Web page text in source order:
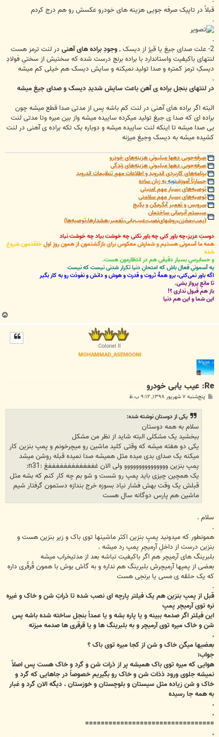
قبلاً در تاپیک صرفه جویی هزینه های خودرو عکسش رو هم درج کردم
2- علت صدای جیغ یا قیژ از دیسک ,
وجودِ براده های آهنی در لنت ترمز هست
لنتهای باکیفیت واستاندارد با براده برنج درست شده که سختیش از سختیِ فولادِ
دیسکِ ترمز کمتره و صدا تولید نمیکنه و سایش دیسک هم خیلی کم میشه
در لنتهای بنجل براده ی آهن باعث سایش شدیدِ دیسک و صدای جیغ میشه
البته اگر براده های آهنی در لنت کم باشه پس از مدتی صدا قطع میشه چون
براده ای که صدا ی جیغ تولید میکرده ساییده میشه واز بین میره وتا مدتی لنت
بی صدا میشه تا اینکه لنت ساییده میشه و دوباره یک تکه براده ی آهنی در لنت
کشیده میشه به دیسک وجیغ میزنه
صرفه‌جویی دهها میلیونیِ هزینه‌های خودرو
صرفه‌جویی دهها میلیونیِ هزینه‌های زندگی
برنامه‌های کاربردی اندروید و اطلاعات مهمِ تنظیمات اندروید
جسارتاً آموزشتوبهبه زبان ساده
توصیه‌های بسیار مهم امنیتی
توصیه‌های بسیار مهم سلامتی
سرویس و تعمیر آبگرمکن و پکیج
سیستم آبرسانی ساختمان
(پمپ،مخزن،روشهای‌نصب،عیب‌یابی،تعمیر،هشدارها،توصیه‌ها)
دوستِ عزیز،چه باور کنی چه باور نکنی چه خوشت بیاد چه خوشت نیاد
همه ما آسمونی هستیم و شمارش معکوس برای بازگشتمون از همون روزِ اولِخلقتمون شروع
شده
و حسابرسیِ بسیار دقیقی هم در انتظارمون هست.
یه آسمونیِ فعال باش که امتحانِ دنیا تکرار شدنی نیست که نیست
اگه باور نمی‌کنی، برو همۀ ثروت و قدرت و هوش و دانش و نفوذت رو به کار بگیر
تا مانعِ پرواز بشی.
باز هم قبول نداری ؟!
این شما و این هم دنیا
ب
ا
Colonel II
MOHAMMAD_ASEMOONI
Re: عيب يابی خودرو
پ پنج‌شنبه ۷ شهریور ۱۳۹۸, ۹:۱۲ ب.ظ
یکی از دوستان نوشته شده:
سلام به همه دوستان
ببخشید یک مشکلی البته شاید از نظر من مشکل
یکی دو هفته میشه که وقتی کلید ماشین رو میچرخونم و پمپ بنزین کار
میکنه یک صدای بدی میده مثل همیشه صدا نمیده قبله روشن میشد
پمپ بنزین ووووووووووووووو ولی الان غغغغغغغغغغغغغغ :n31:
یک همچین چیزی باید پمپ رو شست و شو بم چه کار کنم که بشه مثل
قبلش یک وقت بهش فشار نیاد بسوزه خرج بندازه دستمون گرفتار شیم
ماشین هم پارس دوگانه سال هست
سلام .
همونطور که میدونید پمپِ بنزین اکثر ماشینها توی باک و زیر بنزین هست و
بنزین درست از داخلِ آرمیچرِ پمپ رد میشه .
بلبرینگ های آرمیچر هم اگر باکیفیت نباشه بعد از مدتیخراب میشه
بعضی از پمپها آرمیچرش بلبرینگ هم نداره و به گاش بوش با همون قُرقُری داره
که یک حلقه ی مسی یا برنجی هست
قبل از پمپ بنزین هم یک فیلتر پارچه ای نصب شده تا ذراتِ شن و خاک و غیره
نره توی آرمیچر پمپ
این فیلتر اگر صدمه ببینه و یا پاره بشه و یا عمداً بنجل ساخته شده باشه پس
شن و خاک میره توی آرمیچر و به بلبرینگ ها و یا قرقری ها صدمه میزنه
بعضیها میگن خاک و شن از کجا میره توی باک ؟
جواب:
هوایی که میره توی باک همیشه پر از ذرات شن و گرد و خاک هست پس اصلاً
نمیشه جلوی ورود ذذات شن و خاک رو بگیریم خصوصاً در جاهایی که گرد و
خاک و شن زیاده مثل سیستان و بلوچستان و خوزستان . دیگه الان گرد و غبار
به همه جا رسیده
=================================